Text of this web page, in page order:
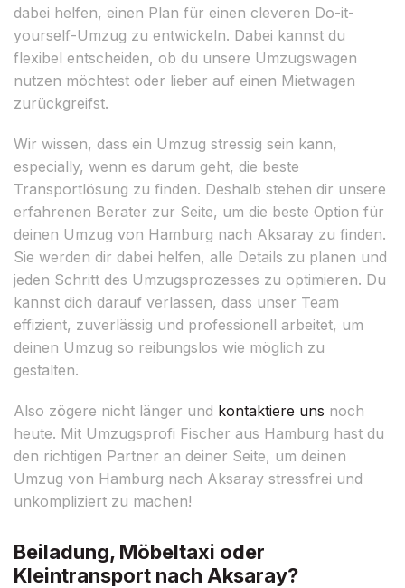
dabei helfen, einen Plan für einen cleveren Do-it-
yourself-Umzug zu entwickeln. Dabei kannst du
flexibel entscheiden, ob du unsere Umzugswagen
nutzen möchtest oder lieber auf einen Mietwagen
zurückgreifst.
Wir wissen, dass ein Umzug stressig sein kann,
especially, wenn es darum geht, die beste
Transportlösung zu finden. Deshalb stehen dir unsere
erfahrenen Berater zur Seite, um die beste Option für
deinen Umzug von Hamburg nach Aksaray zu finden.
Sie werden dir dabei helfen, alle Details zu planen und
jeden Schritt des Umzugsprozesses zu optimieren. Du
kannst dich darauf verlassen, dass unser Team
effizient, zuverlässig und professionell arbeitet, um
deinen Umzug so reibungslos wie möglich zu
gestalten.
Also zögere nicht länger und kontaktiere uns noch
heute. Mit Umzugsprofi Fischer aus Hamburg hast du
den richtigen Partner an deiner Seite, um deinen
Umzug von Hamburg nach Aksaray stressfrei und
unkompliziert zu machen!
Beiladung, Möbeltaxi oder
Kleintransport nach Aksaray?